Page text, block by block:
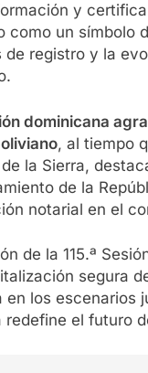
y
como un símbolo
de registro y la
dominicana
, al tiempo
la Sierra,
de la
notarial en el
de la 115.ª
segura
en los escenarios
redefine el futuro